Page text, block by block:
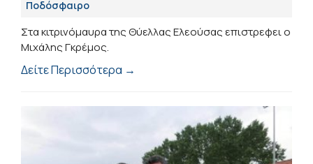
Ποδόσφαιρο
Στα κιτρινόμαυρα της Θύελλας Ελεούσας επιστρεφει ο
Μιχάλης Γκρέμος.
Δείτε Περισσότερα →